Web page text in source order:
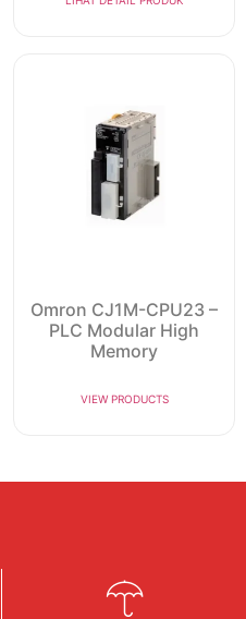
Omron CJ1M-CPU23 –
PLC Modular High
Memory
VIEW PRODUCTS